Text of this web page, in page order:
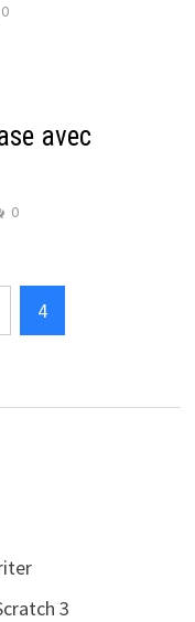
0
avec
0
4
3